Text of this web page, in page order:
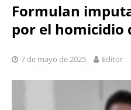
Formulan
por el homicidio
7 de mayo de 2025 Editor